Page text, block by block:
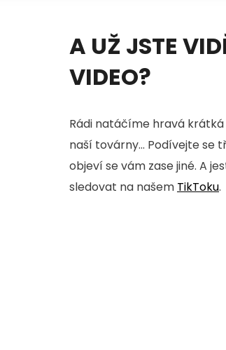
A UŽ JSTE
VIDEO?
Rádi natáčíme hravá krátká
naší továrny... Podívejte se
objeví se vám zase jiné. A
sledovat na našem TikToku.